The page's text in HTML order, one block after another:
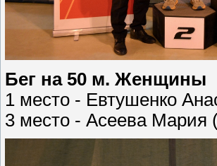
Бег на 50 м. Женщины
1 место - Евтушенко
3 место - Асеева Мария